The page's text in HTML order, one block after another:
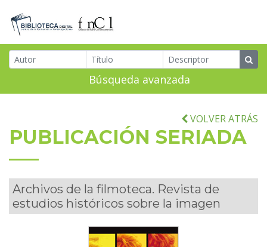
Búsqueda avanzada
VOLVER ATRÁS
PUBLICACIÓN SERIADA
Archivos de la filmoteca. Revista de
estudios históricos sobre la imagen